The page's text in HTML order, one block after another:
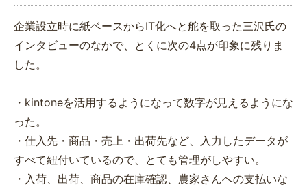
企業設立時に紙ベースからIT化へと舵を取った三沢氏の
インタビューのなかで、とくに次の4点が印象に残りま
した。
・kintoneを活用するようになって数字が見えるようにな
った。
・仕入先・商品・売上・出荷先など、入力したデータが
すべて紐付いているので、とても管理がしやすい。
・入荷、出荷、商品の在庫確認、農家さんへの支払いな